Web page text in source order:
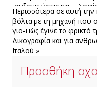
αυξομειώσεις και
εκπλήξεις-Πώς θα
τις δείτε
η
Περισσότερα σε αυτή την
βόλτα με τη μηχανή που
γιο-Πώς έγινε το φρικτό
Δικογραφία και για
Ιταλού »
Προσθήκη